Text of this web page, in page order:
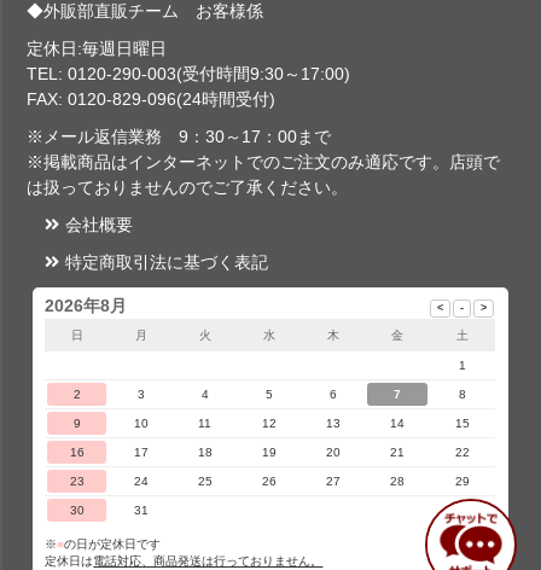
◆外販部直販チーム お客様係
定休日:毎週日曜日
TEL: 0120-290-003(受付時間9:30～17:00)
FAX: 0120-829-096(24時間受付)
※メール返信業務 9：30～17：00まで
※掲載商品はインターネットでのご注文のみ適応です。店頭で
は扱っておりませんのでご了承ください。
会社概要
特定商取引法に基づく表記
2026年8月
日 月 火 水 木 金 土
1
2 3 4 5 6 7 8
9 10 11 12 13 14 15
16 17 18 19 20 21 22
23 24 25 26 27 28 29
30 31
※■の日が定休日です
定休日は電話対応、商品発送は行っておりません。